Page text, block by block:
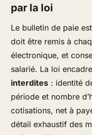
par la loi
Le bulletin de paie
doit être remis à
électronique, et
salarié. La loi
interdites : identité
période et nombre
cotisations, net à
détail exhaustif des